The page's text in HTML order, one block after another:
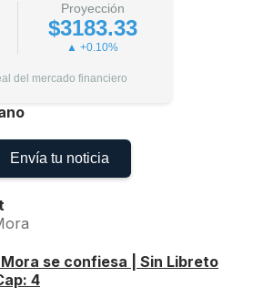
Proyección
$3183.33
▲ +0.10%
del mercado financiero
Envía tu noticia
se confiesa | Sin Libreto
4